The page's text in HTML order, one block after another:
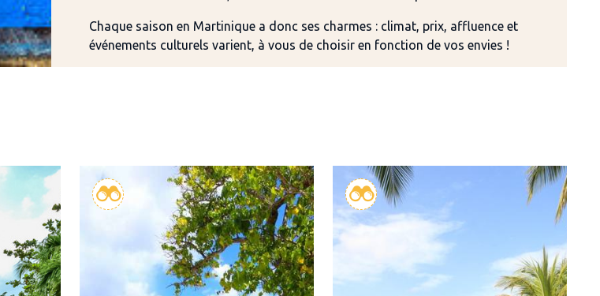
Chaque saison en Martinique a donc ses charmes : climat, prix, affluence et
événements culturels varient, à vous de choisir en fonction de vos envies !